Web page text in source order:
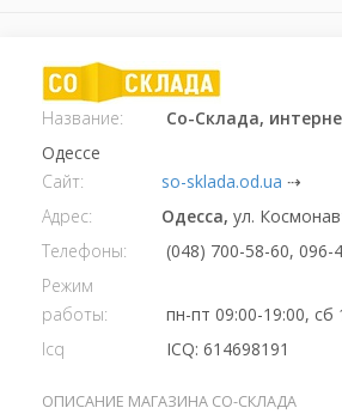
Название: Со-Склада,
Одессе
Сайт:
so-sklada.od.ua ⇢
Адрес:
Одесса, ул.
Телефоны:
(048) 700-58-60, 096-
Режим
работы:
пн-пт 09:00-19:00, сб
Icq
ICQ: 614698191
ОПИСАНИЕ МАГАЗИНА СО-СКЛАДА